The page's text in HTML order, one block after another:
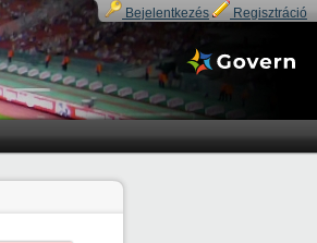
Bejelentkezés Regisztráció